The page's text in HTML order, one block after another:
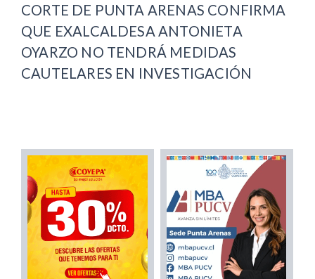
CORTE DE PUNTA ARENAS CONFIRMA
QUE EXALCALDESA ANTONIETA
OYARZO NO TENDRÁ MEDIDAS
CAUTELARES EN INVESTIGACIÓN